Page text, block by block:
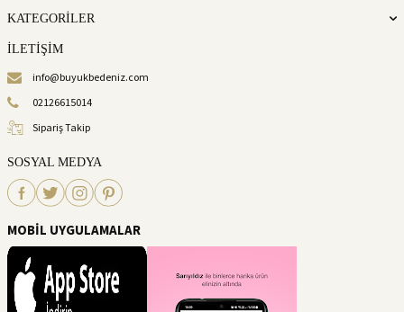
KATEGORİLER
İLETİŞİM
info@buyukbedeniz.com
02126615014
Sipariş Takip
SOSYAL MEDYA
MOBİL UYGULAMALAR